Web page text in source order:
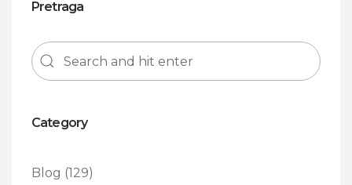
Pretraga
Category
Blog (129)